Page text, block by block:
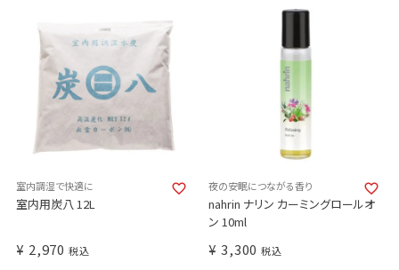
室内調湿で快適に
室内用炭八 12L
¥ 2,970 税込
夜の安眠につながる香り
nahrin ナリン カーミングロールオ
ン 10ml
¥ 3,300 税込